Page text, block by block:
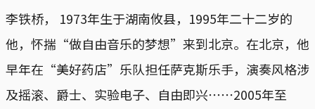
李铁桥， 1973年生于湖南攸县，1995年二十二岁的
他，怀揣“做自由音乐的梦想”来到北京。在北京，他
早年在“美好药店”乐队担任萨克斯乐手，演奏风格涉
及摇滚、爵士、实验电子、自由即兴⋯⋯2005年至